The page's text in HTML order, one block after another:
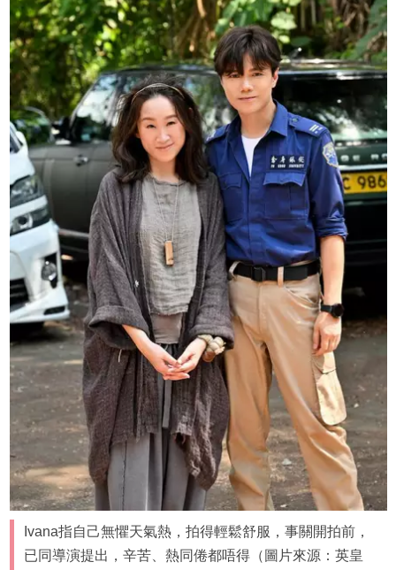
Ivana指自己無懼天氣熱，拍得輕鬆舒服，事關開拍前，
已同導演提出，辛苦、熱同倦都唔得（圖片來源：英皇